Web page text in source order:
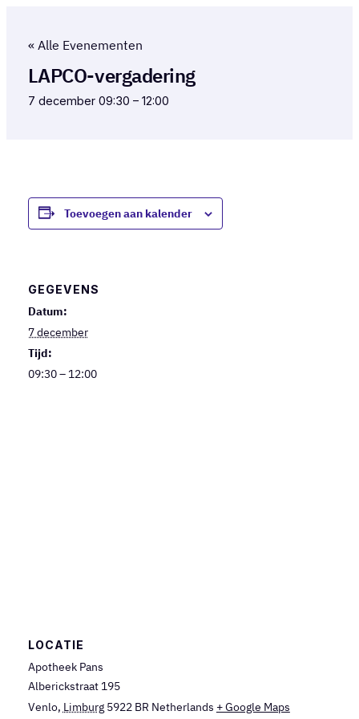
« Alle Evenementen
LAPCO-vergadering
7 december 09:30 – 12:00
Toevoegen aan kalender
GEGEVENS
Datum:
7 december
Tijd:
09:30 – 12:00
LOCATIE
Apotheek Pans
Alberickstraat 195
Venlo, Limburg 5922 BR Netherlands + Google Maps